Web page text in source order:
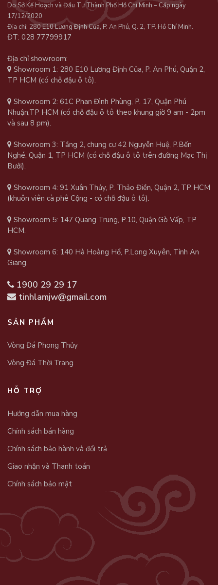
Do Sở Kế Hoạch và Đầu Tư Thành Phố Hồ Chí Minh – Cấp ngày
17/12/2020
Địa chỉ: 280 E10 Lương Định Của, P. An Phú, Q. 2, TP. Hồ Chí Minh.
ĐT: 028 77799917
Địa chỉ showroom:
Showroom 1: 280 E10 Lương Định Của, P. An Phú, Quận 2,
TP HCM (có chỗ đậu ô tô).
Showroom 2: 61C Phan Đình Phùng, P. 17, Quận Phú
Nhuận,TP HCM (có chỗ đậu ô tô theo khung giờ 9 am - 2pm
và sau 8 pm).
Showroom 3: Tầng 2, chung cư 42 Nguyễn Huệ, P.Bến
Nghé, Quận 1, TP HCM (có chỗ đậu ô tô trên đường Mạc Thị
Bưởi).
Showroom 4: 91 Xuân Thủy, P. Thảo Điền, Quận 2, TP HCM
(khuôn viên cà phê Cộng - có chỗ đậu ô tô).
Showroom 5: 147 Quang Trung, P.10, Quận Gò Vấp, TP
HCM.
Showroom 6: 140 Hà Hoàng Hổ, P.Long Xuyên, Tỉnh An
Giang.
1900 29 29 17
tinhlamjw@gmail.com
SẢN PHẨM
Vòng Đá Phong Thủy
Vòng Đá Thời Trang
HỖ TRỢ
Hướng dẫn mua hàng
Chính sách bán hàng
Chính sách bảo hành và đổi trả
Giao nhận và Thanh toán
Chính sách bảo mật